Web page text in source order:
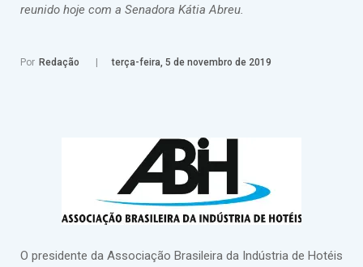
reunido hoje com a Senadora Kátia Abreu.
Por Redação terça-feira, 5 de novembro de 2019
O presidente da Associação Brasileira da Indústria de Hotéis